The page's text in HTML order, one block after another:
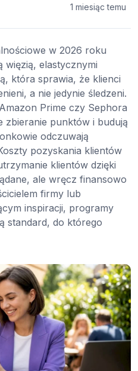
1 miesiąc temu
w 2026 roku
więzią, elastycznymi
która sprawia, że klienci
a nie jedynie śledzeni.
Prime czy Sephora
zbieranie punktów i budują
odczuwają
pozyskania klientów
klientów dzięki
ale wręcz finansowo
firmy lub
inspiracji, programy
standard, do którego